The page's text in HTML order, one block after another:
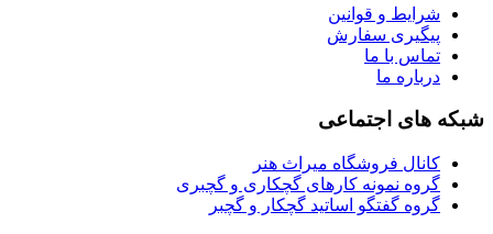
شرایط و قوانین
پیگیری سفارش
تماس با ما
درباره ما
شبکه های اجتماعی
کانال فروشگاه میراث هنر
گروه نمونه کارهای گچکاری و گچبری
گروه گفتگو اساتید گچکار و گچبر